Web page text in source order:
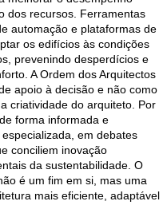
dos recursos. Ferramentas
automação e plataformas de
os edifícios às condições
prevenindo desperdícios e
A Ordem dos Arquitectos
apoio à decisão e não como
criatividade do arquiteto. Por
forma informada e
em debates
conciliem inovação
da sustentabilidade. O
é um fim em si, mas uma
mais eficiente, adaptável